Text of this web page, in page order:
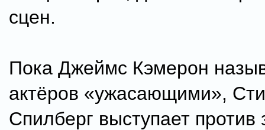
сцен.
Пока Джеймс Кэмерон
актёров «ужасающими»,
Спилберг выступает